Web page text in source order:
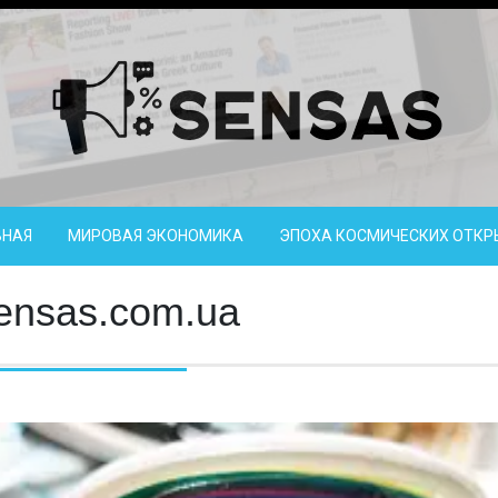
МИРОВАЯ ЭКОНОМИКА ЭПОХА КОСМИЧЕСКИХ